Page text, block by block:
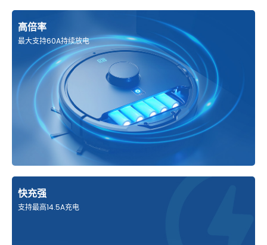
高倍率
最大支持60A持续放电
快充强
支持最高14.5A充电